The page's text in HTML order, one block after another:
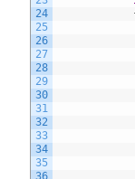
24
25
26
27
28
29
30
31
32
33
34
35